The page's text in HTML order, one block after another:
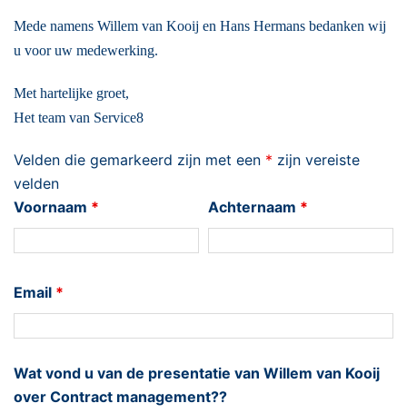
Mede namens Willem van Kooij en Hans Hermans bedanken wij
u voor uw medewerking.
Met hartelijke groet,
Het team van Service8
Velden die gemarkeerd zijn met een * zijn vereiste
velden
Voornaam * Achternaam *
Email *
Wat vond u van de presentatie van Willem van Kooij
over Contract management??